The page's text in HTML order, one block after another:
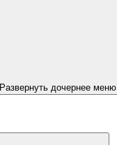
Развернуть дочернее меню